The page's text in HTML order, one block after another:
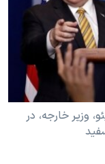
وزیر خارجه، در